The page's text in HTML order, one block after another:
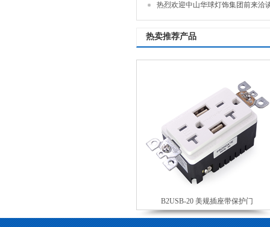
热烈欢迎中山华球灯饰集团前来洽
热卖推荐产品
B2USB-20 美规插座带保护门